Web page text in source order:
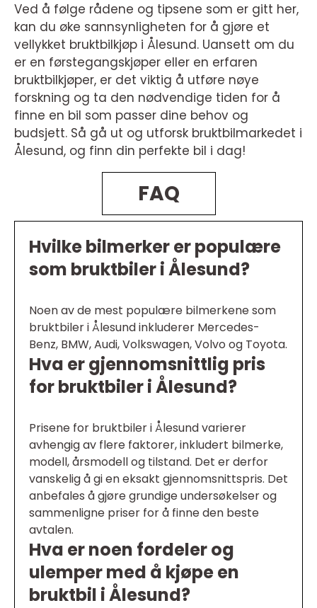
Ved å følge rådene og tipsene som er gitt her,
kan du øke sannsynligheten for å gjøre et
vellykket bruktbilkjøp i Ålesund. Uansett om du
er en førstegangskjøper eller en erfaren
bruktbilkjøper, er det viktig å utføre nøye
forskning og ta den nødvendige tiden for å
finne en bil som passer dine behov og
budsjett. Så gå ut og utforsk bruktbilmarkedet i
Ålesund, og finn din perfekte bil i dag!
FAQ
Hvilke bilmerker er populære
som bruktbiler i Ålesund?
Noen av de mest populære bilmerkene som
bruktbiler i Ålesund inkluderer Mercedes-
Benz, BMW, Audi, Volkswagen, Volvo og Toyota.
Hva er gjennomsnittlig pris
for bruktbiler i Ålesund?
Prisene for bruktbiler i Ålesund varierer
avhengig av flere faktorer, inkludert bilmerke,
modell, årsmodell og tilstand. Det er derfor
vanskelig å gi en eksakt gjennomsnittspris. Det
anbefales å gjøre grundige undersøkelser og
sammenligne priser for å finne den beste
avtalen.
Hva er noen fordeler og
ulemper med å kjøpe en
bruktbil i Ålesund?